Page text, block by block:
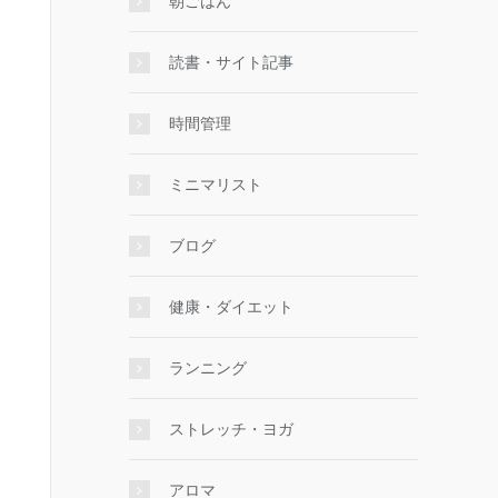
読書・サイト記事
時間管理
ミニマリスト
ブログ
健康・ダイエット
ランニング
ストレッチ・ヨガ
アロマ